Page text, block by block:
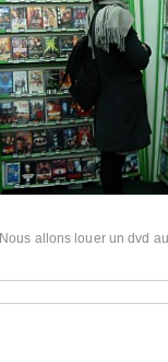
Nous allons louer un dvd